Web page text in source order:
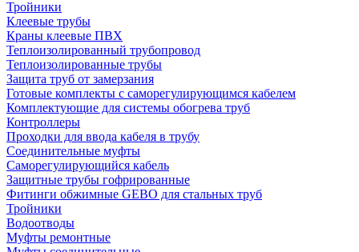
Тройники
Клеевые трубы
Краны клеевые ПВХ
Теплоизолированный трубопровод
Теплоизолированные трубы
Защита труб от замерзания
Готовые комплекты с саморегулирующимся кабелем
Комплектующие для системы обогрева труб
Контроллеры
Проходки для ввода кабеля в трубу
Соединительные муфты
Саморегулирующийся кабель
Защитные трубы гофрированные
Фитинги обжимные GEBO для стальных труб
Тройники
Водоотводы
Муфты ремонтные